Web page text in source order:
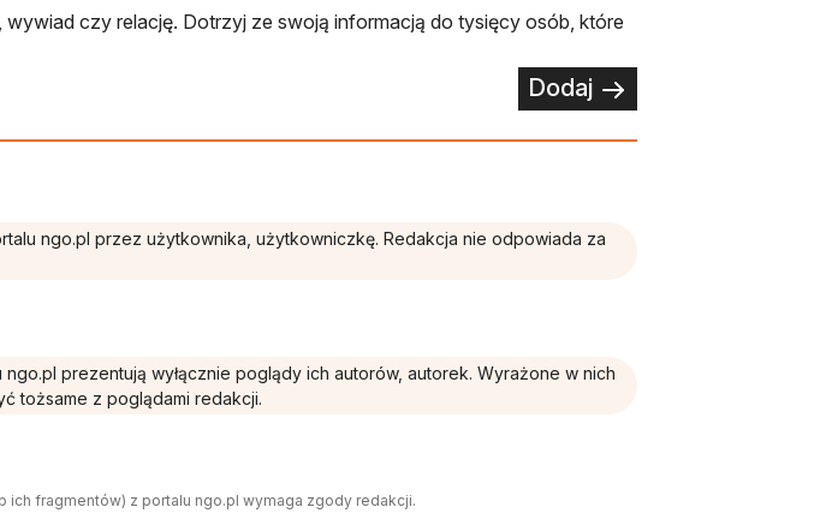
wywiad czy relację. Dotrzyj ze swoją informacją do tysięcy osób, które
Dodaj
ngo.pl przez użytkownika, użytkowniczkę. Redakcja nie odpowiada za
prezentują wyłącznie poglądy ich autorów, autorek. Wyrażone w nich
tożsame z poglądami redakcji.
ich fragmentów) z portalu ngo.pl wymaga zgody redakcji.